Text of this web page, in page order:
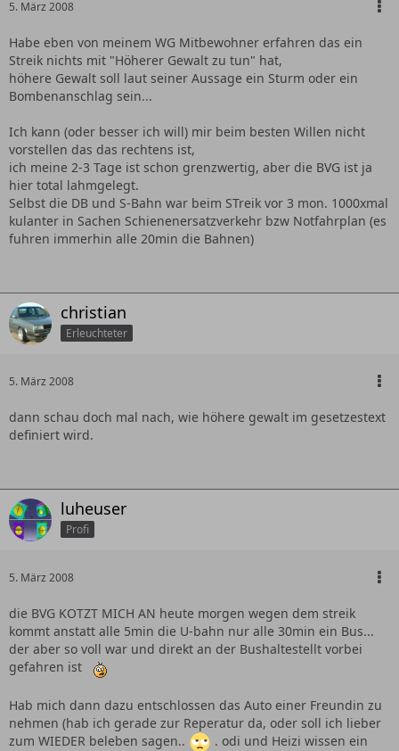
5. März 2008
Habe eben von meinem WG Mitbewohner erfahren das ein
Streik nichts mit "Höherer Gewalt zu tun" hat,
höhere Gewalt soll laut seiner Aussage ein Sturm oder ein
Bombenanschlag sein...
Ich kann (oder besser ich will) mir beim besten Willen nicht
vorstellen das das rechtens ist,
ich meine 2-3 Tage ist schon grenzwertig, aber die BVG ist ja
hier total lahmgelegt.
Selbst die DB und S-Bahn war beim STreik vor 3 mon. 1000xmal
kulanter in Sachen Schienenersatzverkehr bzw Notfahrplan (es
fuhren immerhin alle 20min die Bahnen)
christian
Erleuchteter
5. März 2008
dann schau doch mal nach, wie höhere gewalt im gesetzestext
definiert wird.
luheuser
Profi
5. März 2008
die BVG KOTZT MICH AN heute morgen wegen dem streik
kommt anstatt alle 5min die U-bahn nur alle 30min ein Bus...
der aber so voll war und direkt an der Bushaltestellt vorbei
gefahren ist
Hab mich dann dazu entschlossen das Auto einer Freundin zu
nehmen (hab ich gerade zur Reperatur da, oder soll ich lieber
zum WIEDER beleben sagen..
. odi und Heizi wissen ein